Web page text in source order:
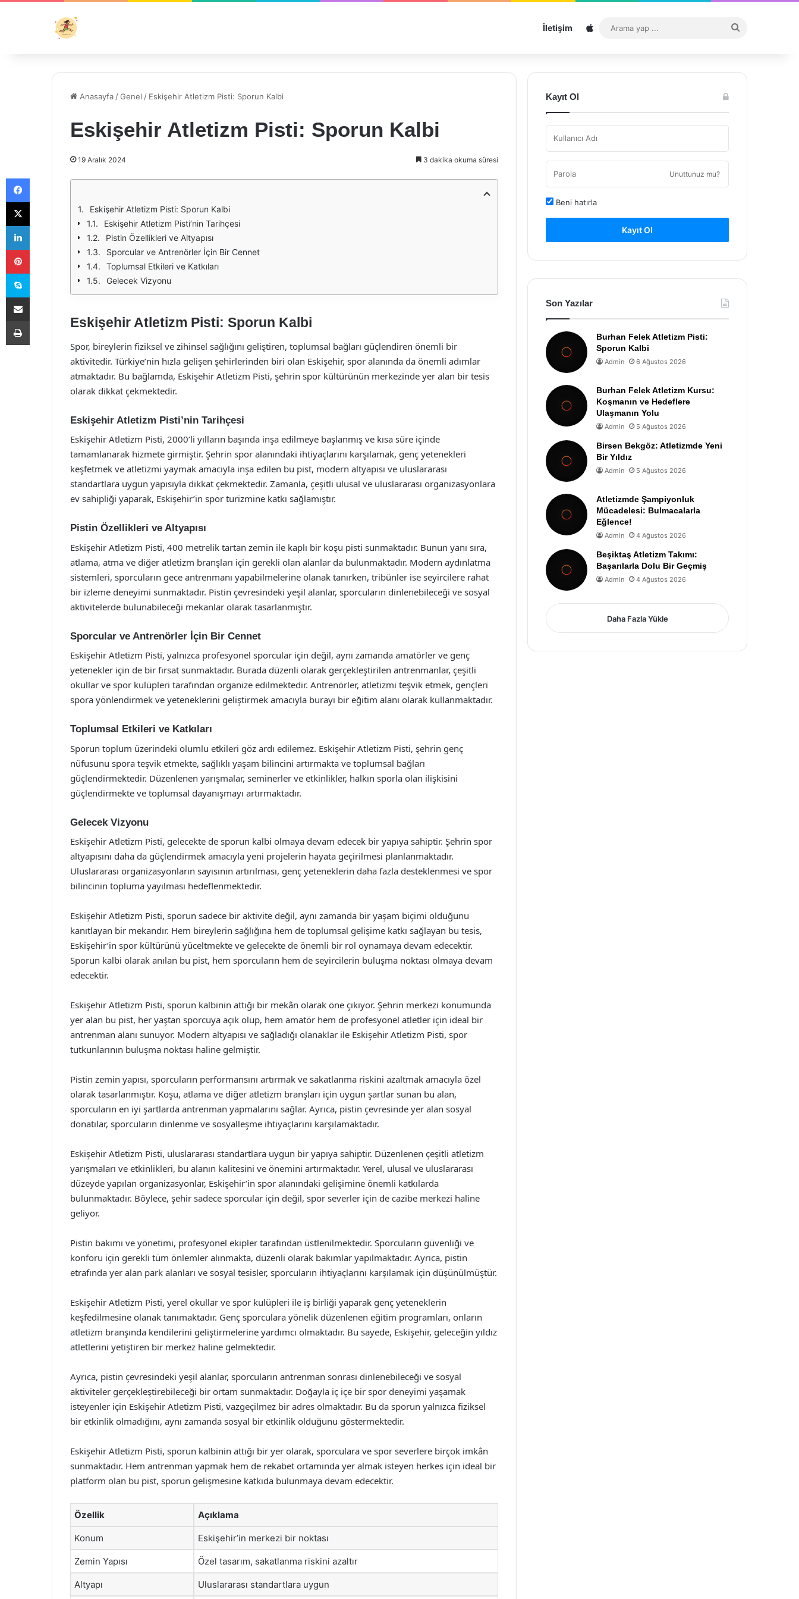
İletişim Sitemap
...
Anasayfa /Genel / Eskişehir Atletizm Pisti: Sporun Kalbi
Eskişehir Atletizm Pisti: Sporun Kalbi
19 Aralık 2024 3 dakika okuma süresi
Eskişehir Atletizm Pisti: Sporun Kalbi
Eskişehir Atletizm Pisti’nin Tarihçesi
Pistin Özellikleri ve Altyapısı
Sporcular ve Antrenörler İçin Bir Cennet
Toplumsal Etkileri ve Katkıları
Gelecek Vizyonu
Eskişehir Atletizm Pisti: Sporun Kalbi
Spor, bireylerin fiziksel ve zihinsel sağlığını geliştiren, toplumsal bağları güçlendiren önemli bir
aktivitedir. Türkiye’nin hızla gelişen şehirlerinden biri olan Eskişehir, spor alanında da önemli adımlar
atmaktadır. Bu bağlamda, Eskişehir Atletizm Pisti, şehrin spor kültürünün merkezinde yer alan bir tesis
olarak dikkat çekmektedir.
Eskişehir Atletizm Pisti’nin Tarihçesi
Eskişehir Atletizm Pisti, 2000’li yılların başında inşa edilmeye başlanmış ve kısa süre içinde
tamamlanarak hizmete girmiştir. Şehrin spor alanındaki ihtiyaçlarını karşılamak, genç yetenekleri
keşfetmek ve atletizmi yaymak amacıyla inşa edilen bu pist, modern altyapısı ve uluslararası
standartlara uygun yapısıyla dikkat çekmektedir. Zamanla, çeşitli ulusal ve uluslararası organizasyonlara
ev sahipliği yaparak, Eskişehir’in spor turizmine katkı sağlamıştır.
Pistin Özellikleri ve Altyapısı
Eskişehir Atletizm Pisti, 400 metrelik tartan zemin ile kaplı bir koşu pisti sunmaktadır. Bunun yanı sıra,
atlama, atma ve diğer atletizm branşları için gerekli olan alanlar da bulunmaktadır. Modern aydınlatma
sistemleri, sporcuların gece antrenmanı yapabilmelerine olanak tanırken, tribünler ise seyircilere rahat
bir izleme deneyimi sunmaktadır. Pistin çevresindeki yeşil alanlar, sporcuların dinlenebileceği ve sosyal
aktivitelerde bulunabileceği mekanlar olarak tasarlanmıştır.
Sporcular ve Antrenörler İçin Bir Cennet
Eskişehir Atletizm Pisti, yalnızca profesyonel sporcular için değil, aynı zamanda amatörler ve genç
yetenekler için de bir fırsat sunmaktadır. Burada düzenli olarak gerçekleştirilen antrenmanlar, çeşitli
okullar ve spor kulüpleri tarafından organize edilmektedir. Antrenörler, atletizmi teşvik etmek, gençleri
spora yönlendirmek ve yeteneklerini geliştirmek amacıyla burayı bir eğitim alanı olarak kullanmaktadır.
Toplumsal Etkileri ve Katkıları
Sporun toplum üzerindeki olumlu etkileri göz ardı edilemez. Eskişehir Atletizm Pisti, şehrin genç
nüfusunu spora teşvik etmekte, sağlıklı yaşam bilincini artırmakta ve toplumsal bağları
güçlendirmektedir. Düzenlenen yarışmalar, seminerler ve etkinlikler, halkın sporla olan ilişkisini
güçlendirmekte ve toplumsal dayanışmayı artırmaktadır.
Gelecek Vizyonu
Eskişehir Atletizm Pisti, gelecekte de sporun kalbi olmaya devam edecek bir yapıya sahiptir. Şehrin spor
altyapısını daha da güçlendirmek amacıyla yeni projelerin hayata geçirilmesi planlanmaktadır.
Uluslararası organizasyonların sayısının artırılması, genç yeteneklerin daha fazla desteklenmesi ve spor
bilincinin topluma yayılması hedeflenmektedir.
Eskişehir Atletizm Pisti, sporun sadece bir aktivite değil, aynı zamanda bir yaşam biçimi olduğunu
kanıtlayan bir mekandır. Hem bireylerin sağlığına hem de toplumsal gelişime katkı sağlayan bu tesis,
Eskişehir’in spor kültürünü yüceltmekte ve gelecekte de önemli bir rol oynamaya devam edecektir.
Sporun kalbi olarak anılan bu pist, hem sporcuların hem de seyircilerin buluşma noktası olmaya devam
edecektir.
Eskişehir Atletizm Pisti, sporun kalbinin attığı bir mekân olarak öne çıkıyor. Şehrin merkezi konumunda
yer alan bu pist, her yaştan sporcuya açık olup, hem amatör hem de profesyonel atletler için ideal bir
antrenman alanı sunuyor. Modern altyapısı ve sağladığı olanaklar ile Eskişehir Atletizm Pisti, spor
tutkunlarının buluşma noktası haline gelmiştir.
Pistin zemin yapısı, sporcuların performansını artırmak ve sakatlanma riskini azaltmak amacıyla özel
olarak tasarlanmıştır. Koşu, atlama ve diğer atletizm branşları için uygun şartlar sunan bu alan,
sporcuların en iyi şartlarda antrenman yapmalarını sağlar. Ayrıca, pistin çevresinde yer alan sosyal
donatılar, sporcuların dinlenme ve sosyalleşme ihtiyaçlarını karşılamaktadır.
Eskişehir Atletizm Pisti, uluslararası standartlara uygun bir yapıya sahiptir. Düzenlenen çeşitli atletizm
yarışmaları ve etkinlikleri, bu alanın kalitesini ve önemini artırmaktadır. Yerel, ulusal ve uluslararası
düzeyde yapılan organizasyonlar, Eskişehir’in spor alanındaki gelişimine önemli katkılarda
bulunmaktadır. Böylece, şehir sadece sporcular için değil, spor severler için de cazibe merkezi haline
geliyor.
Pistin bakımı ve yönetimi, profesyonel ekipler tarafından üstlenilmektedir. Sporcuların güvenliği ve
konforu için gerekli tüm önlemler alınmakta, düzenli olarak bakımlar yapılmaktadır. Ayrıca, pistin
etrafında yer alan park alanları ve sosyal tesisler, sporcuların ihtiyaçlarını karşılamak için düşünülmüştür.
Eskişehir Atletizm Pisti, yerel okullar ve spor kulüpleri ile iş birliği yaparak genç yeteneklerin
keşfedilmesine olanak tanımaktadır. Genç sporculara yönelik düzenlenen eğitim programları, onların
atletizm branşında kendilerini geliştirmelerine yardımcı olmaktadır. Bu sayede, Eskişehir, geleceğin yıldız
atletlerini yetiştiren bir merkez haline gelmektedir.
Ayrıca, pistin çevresindeki yeşil alanlar, sporcuların antrenman sonrası dinlenebileceği ve sosyal
aktiviteler gerçekleştirebileceği bir ortam sunmaktadır. Doğayla iç içe bir spor deneyimi yaşamak
isteyenler için Eskişehir Atletizm Pisti, vazgeçilmez bir adres olmaktadır. Bu da sporun yalnızca fiziksel
bir etkinlik olmadığını, aynı zamanda sosyal bir etkinlik olduğunu göstermektedir.
Eskişehir Atletizm Pisti, sporun kalbinin attığı bir yer olarak, sporculara ve spor severlere birçok imkân
sunmaktadır. Hem antrenman yapmak hem de rekabet ortamında yer almak isteyen herkes için ideal bir
platform olan bu pist, sporun gelişmesine katkıda bulunmaya devam edecektir.
Özellik Açıklama
Konum Eskişehir’in merkezi bir noktası
Zemin Yapısı Özel tasarım, sakatlanma riskini azaltır
Altyapı Uluslararası standartlara uygun
Kayıt Ol
Unuttunuz mu?
Beni hatırla
Kayıt Ol
Son Yazılar
Burhan Felek Atletizm Pisti:
Sporun Kalbi
Admin 6 Ağustos 2026
Burhan Felek Atletizm Kursu:
Koşmanın ve Hedeflere
Ulaşmanın Yolu
Admin 5 Ağustos 2026
Birsen Bekgöz: Atletizmde Yeni
Bir Yıldız
Admin 5 Ağustos 2026
Atletizmde Şampiyonluk
Mücadelesi: Bulmacalarla
Eğlence!
Admin 4 Ağustos 2026
Beşiktaş Atletizm Takımı:
Başarılarla Dolu Bir Geçmiş
Admin 4 Ağustos 2026
Daha Fazla Yükle
Facebook
X
LinkedIn
Pinterest
Skype
E-Posta ile paylaş